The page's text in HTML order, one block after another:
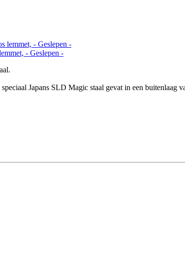
- Geslepen -
Japans SLD Magic staal gevat in een buitenlaag